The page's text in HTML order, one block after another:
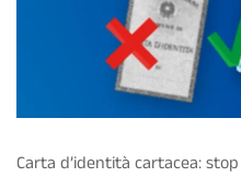
Carta d’identità cartacea: